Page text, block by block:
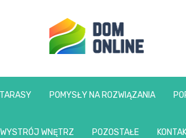
POMYSŁY NA ROZWIĄZANIA
WYSTRÓJ WNĘTRZ POZOSTAŁE